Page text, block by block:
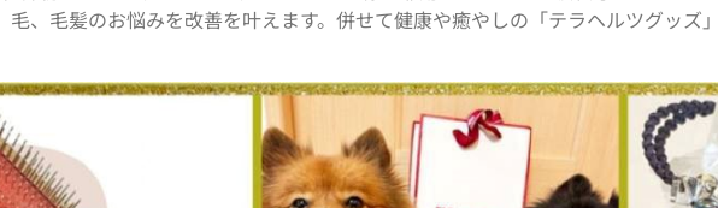
毛、毛髪のお悩みを改善を叶えます。併せて健康や癒やしの「テラヘルツグッズ